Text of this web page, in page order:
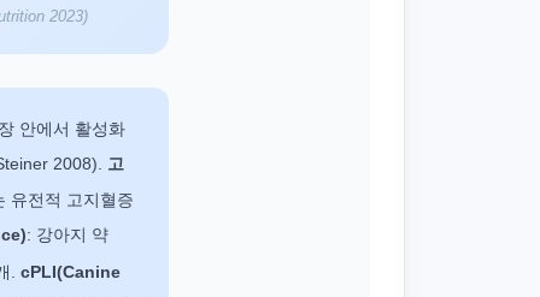
2023)
안에서 활성화
2008). 고
유전적 고지혈증
: 강아지 약
. cPLI(Canine